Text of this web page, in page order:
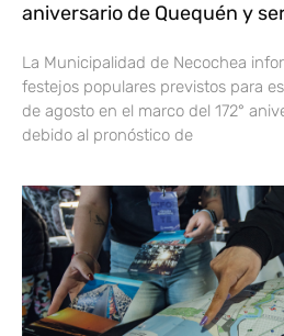
aniversario de Quequén y
La Municipalidad de Necochea
festejos populares previstos para
de agosto en el marco del 172°
debido al pronóstico de